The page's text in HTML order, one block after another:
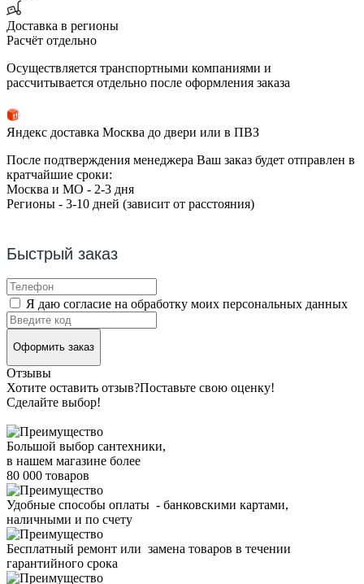
Доставка в регионы
Расчёт отдельно
Осуществляется транспортными компаниями и
рассчитывается отдельно после оформления заказа
Яндекс доставка Москва до двери или в ПВЗ
После подтверждения менеджера Ваш заказ будет отправлен в
кратчайшие сроки:
Москва и МО - 2-3 дня
Регионы - 3-10 дней (зависит от расстояния)
Быстрый заказ
Я даю согласие на обработку моих персональных данных
Оформить заказ
Отзывы
Хотите оставить отзыв?Поставьте свою оценку!
Сделайте выбор!
Большой выбор сантехники,
в нашем магазине более
80 000 товаров
Удобные способы оплаты - банковскими картами,
наличными и по счету
Бесплатный ремонт или замена товаров в течении
гарантийного срока